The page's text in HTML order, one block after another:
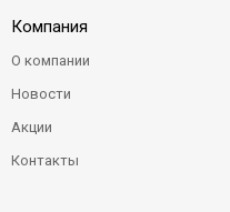
Компания
О компании
Новости
Акции
Контакты